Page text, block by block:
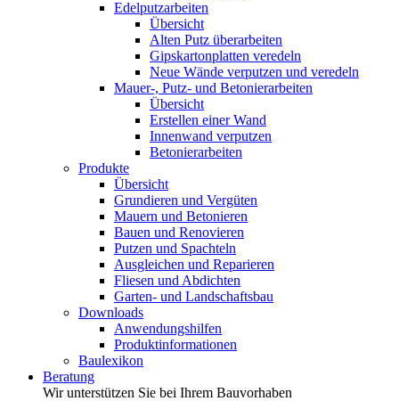
Edelputzarbeiten
Übersicht
Alten Putz überarbeiten
Gipskartonplatten veredeln
Neue Wände verputzen und veredeln
Mauer-, Putz- und Betonierarbeiten
Übersicht
Erstellen einer Wand
Innenwand verputzen
Betonierarbeiten
Produkte
Übersicht
Grundieren und Vergüten
Mauern und Betonieren
Bauen und Renovieren
Putzen und Spachteln
Ausgleichen und Reparieren
Fliesen und Abdichten
Garten- und Landschaftsbau
Downloads
Anwendungshilfen
Produktinformationen
Baulexikon
Beratung
Wir unterstützen Sie bei Ihrem Bauvorhaben